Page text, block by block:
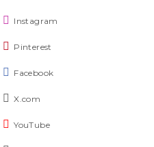
Instagram
Pinterest
Facebook
X.com
YouTube